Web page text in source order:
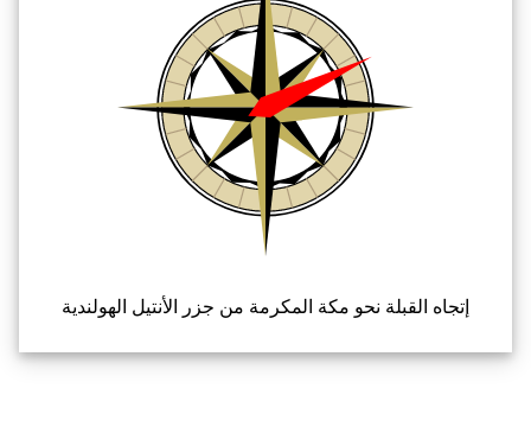
إتجاه القبلة نحو مكة المكرمة من جزر الأنتيل الهولندية